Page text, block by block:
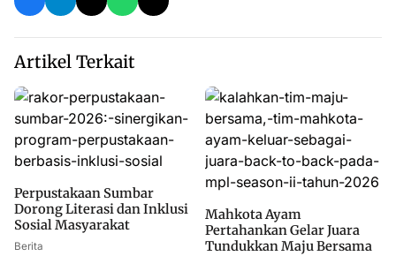
Artikel Terkait
Perpustakaan Sumbar
Dorong Literasi dan Inklusi
Sosial Masyarakat
Berita
Mahkota Ayam
Pertahankan Gelar Juara
Tundukkan Maju Bersama